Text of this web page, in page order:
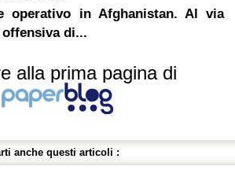
operativo in Afghanistan. Al via
di...
alla prima pagina di
anche questi articoli :